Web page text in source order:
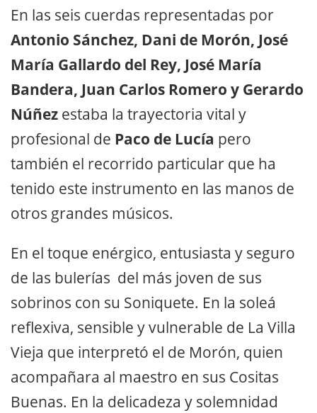
En las seis cuerdas representadas por
Antonio Sánchez, Dani de Morón, José
María Gallardo del Rey, José María
Bandera, Juan Carlos Romero y Gerardo
Núñez estaba la trayectoria vital y
profesional de Paco de Lucía pero
también el recorrido particular que ha
tenido este instrumento en las manos de
otros grandes músicos.
En el toque enérgico, entusiasta y seguro
de las bulerías del más joven de sus
sobrinos con su Soniquete. En la soleá
reflexiva, sensible y vulnerable de La Villa
Vieja que interpretó el de Morón, quien
acompañara al maestro en sus Cositas
Buenas. En la delicadeza y solemnidad